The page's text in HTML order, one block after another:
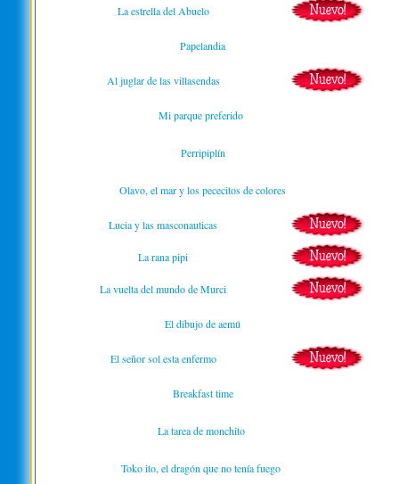
La estrella del Abuelo
Papelandia
Al juglar de las villasendas
Mi parque preferido
Perripiplín
Olavo, el mar y los pececitos de colores
Lucia y las masconauticas
La rana pipi
La vuelta del mundo de Murci
El dibujo de aemú
El señor sol esta enfermo
Breakfast time
La tarea de monchito
Toko ito, el dragón que no tenía fuego